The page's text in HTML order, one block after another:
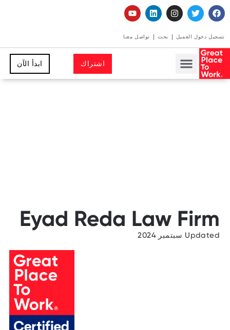
تسجيل دخول العميل بحث تواصل معنا
اشتراك ابدأ الآن
Eyad Reda Law Firm
Updated سبتمبر 2024